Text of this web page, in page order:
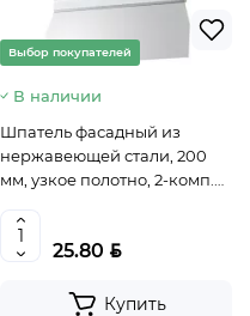
Выбор покупателей
В наличии
Шпатель фасадный из
нержавеющей стали, 200
мм, узкое полотно, 2-комп.
25.80 BYN
Купить